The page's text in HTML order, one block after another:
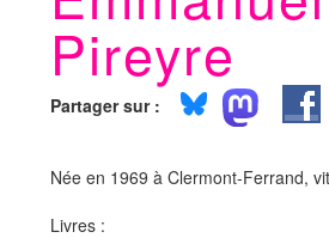
Pireyre
Partager sur :
Née en 1969 à Clermont-Ferrand,
Livres :